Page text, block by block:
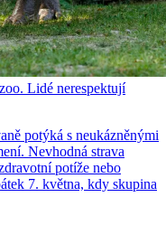
Lidé nerespektují
potýká s neukázněnými
Nevhodná strava
potíže nebo
7. května, kdy skupina